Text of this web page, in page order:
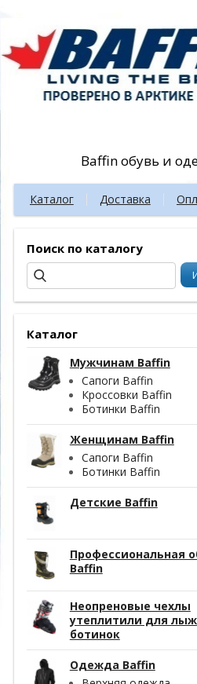
Baffin обувь и
Каталог Доставка
Поиск по каталогу
Каталог
Мужчинам Baffin
Сапоги Baffin
Кроссовки Baffin
Ботинки Baffin
Женщинам Baffin
Сапоги Baffin
Ботинки Baffin
Детские Baffin
Профессиональная
Baffin
Неопреновые чехлы
утеплитили для
ботинок
Одежда Baffin